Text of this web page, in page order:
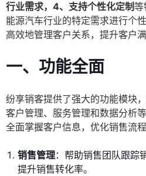
行业需求，4、支持个性化定制等
能源汽车行业的特定需求进行个
高效地管理客户关系，提升客户满
一、功能全面
纷享销客提供了强大的功能模块
客户管理、服务管理和数据分析
全面掌握客户信息，优化销售流
销售管理：帮助销售团队跟踪
提升销售转化率。